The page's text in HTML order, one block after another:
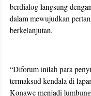
berdialog langsung
dalam mewujudkan
berkelanjutan.
“Diforum inilah para
termaksud kendala di
Konawe menjadi